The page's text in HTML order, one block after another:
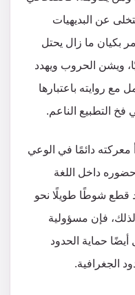
عن البديهيات
بكيان ما زال يحتل
ويشن الحروب ويهدد
مع روايته باعتبارها
فخ التطبيع الناعم.
معركته دائمًا في الوعي
داخل اللغة
قطع شوطًا طويلًا نحو
لذلك، فإن مسؤولية
أيضًا حماية الحدود
الجغرافية.